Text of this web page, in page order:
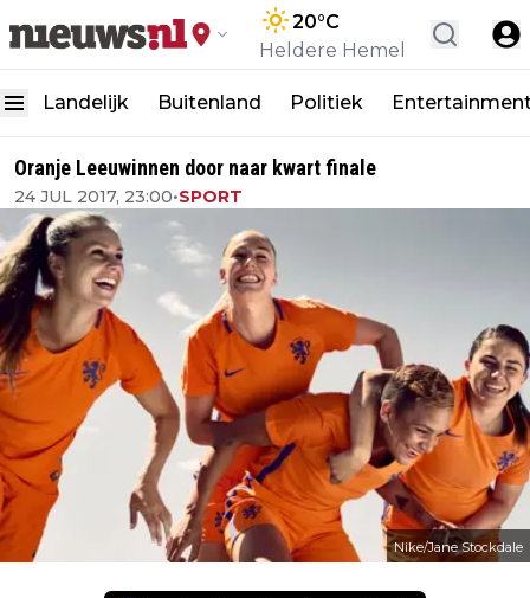
20°C
Heldere Hemel
Landelijk Buitenland Politiek
Oranje Leeuwinnen door naar kwart finale
24 JUL 2017, 23:00•SPORT
Nike/Jane Stockdale